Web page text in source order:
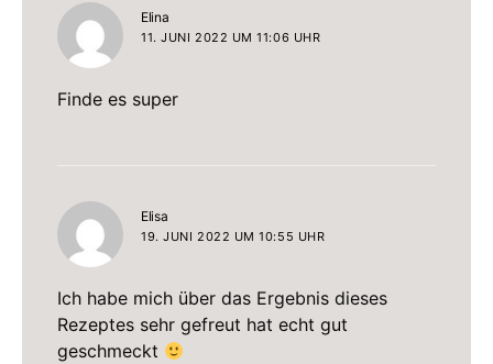
Elina
11. JUNI 2022 UM 11:06 UHR
Finde es super
Elisa
19. JUNI 2022 UM 10:55 UHR
Ich habe mich über das Ergebnis dieses
Rezeptes sehr gefreut hat echt gut
geschmeckt